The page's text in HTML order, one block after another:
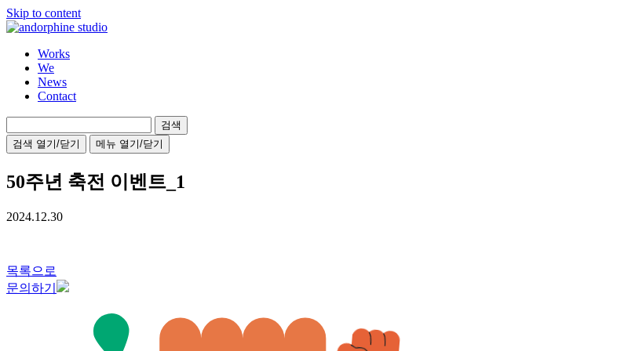
Skip to content
Works
We
News
Contact
색:검색 열기/닫기 메뉴 열기/닫기
50주년 축전 이벤트_1
2024.12.30
목록으로
문의하기